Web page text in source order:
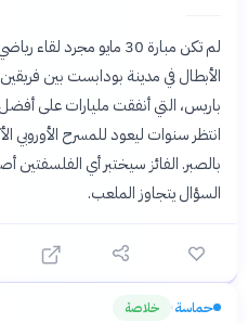
لم تكن مبارة 30 مايو مجرد
الأبطال في مدينة بودابست بين
باريس، التي أنفقت مليارات على أفضل
انتظر سنوات ليعود للمسرح الأوروبي
بالصبر. الفائز سيختبر أي الفلسفتين
السؤال يتجاوز الملعب.
حماسة› خلاصة